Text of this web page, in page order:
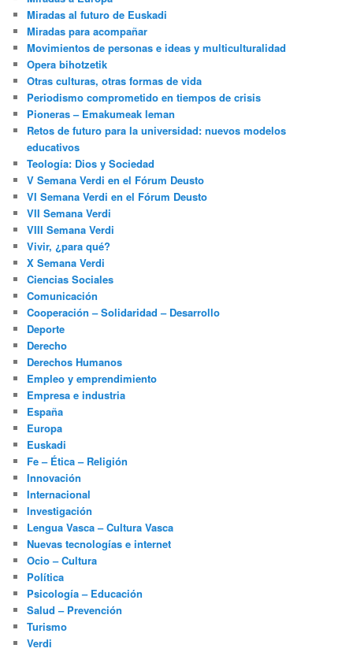
Miradas al futuro de Euskadi
Miradas para acompañar
Movimientos de personas e ideas y multiculturalidad
Opera bihotzetik
Otras culturas, otras formas de vida
Periodismo comprometido en tiempos de crisis
Pioneras – Emakumeak leman
Retos de futuro para la universidad: nuevos modelos
educativos
Teología: Dios y Sociedad
V Semana Verdi en el Fórum Deusto
VI Semana Verdi en el Fórum Deusto
VII Semana Verdi
VIII Semana Verdi
Vivir, ¿para qué?
X Semana Verdi
Ciencias Sociales
Comunicación
Cooperación – Solidaridad – Desarrollo
Deporte
Derecho
Derechos Humanos
Empleo y emprendimiento
Empresa e industria
España
Europa
Euskadi
Fe – Ética – Religión
Innovación
Internacional
Investigación
Lengua Vasca – Cultura Vasca
Nuevas tecnologías e internet
Ocio – Cultura
Política
Psicología – Educación
Salud – Prevención
Turismo
Verdi